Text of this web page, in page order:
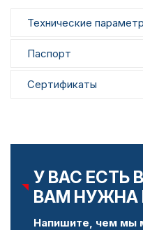
Технические
Паспорт
Сертификаты
У ВАС ЕСТЬ
ВАМ
Напишите, чем мы